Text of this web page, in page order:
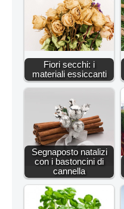
Fiori secchi: i
materiali essiccanti
Segnaposto natalizi
con i bastoncini di
cannella